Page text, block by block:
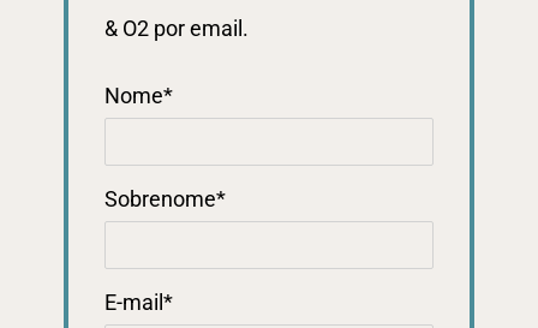
& O2 por email.
Nome*
Sobrenome*
E-mail*